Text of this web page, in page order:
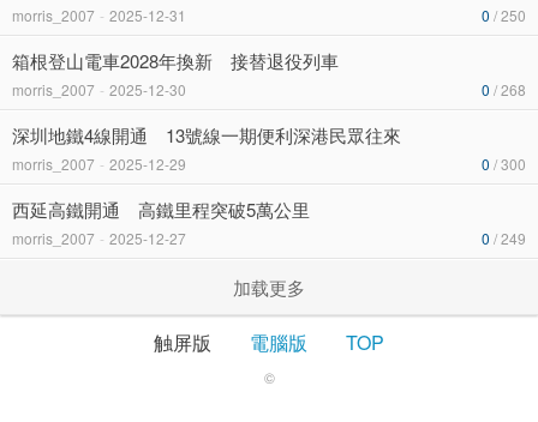
morris_2007 - 2025-12-31 0 / 250
箱根登山電車2028年換新 接替退役列車
morris_2007 - 2025-12-30 0 / 268
深圳地鐵4線開通 13號線一期便利深港民眾往來
morris_2007 - 2025-12-29 0 / 300
西延高鐵開通 高鐵里程突破5萬公里
morris_2007 - 2025-12-27 0 / 249
加载更多
触屏版 電腦版 TOP
©